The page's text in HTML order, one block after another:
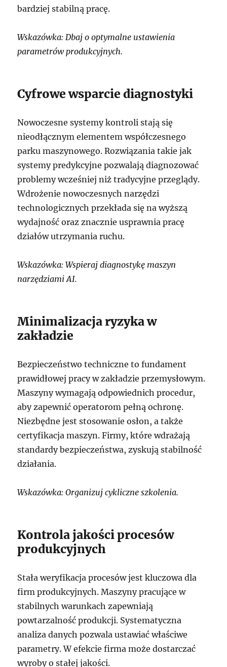
bardziej stabilną pracę.
Wskazówka: Dbaj o optymalne ustawienia
parametrów produkcyjnych.
Cyfrowe wsparcie diagnostyki
Nowoczesne systemy kontroli stają się
nieodłącznym elementem współczesnego
parku maszynowego. Rozwiązania takie jak
systemy predykcyjne pozwalają diagnozować
problemy wcześniej niż tradycyjne przeglądy.
Wdrożenie nowoczesnych narzędzi
technologicznych przekłada się na wyższą
wydajność oraz znacznie usprawnia pracę
działów utrzymania ruchu.
Wskazówka: Wspieraj diagnostykę maszyn
narzędziami AI.
Minimalizacja ryzyka w
zakładzie
Bezpieczeństwo techniczne to fundament
prawidłowej pracy w zakładzie przemysłowym.
Maszyny wymagają odpowiednich procedur,
aby zapewnić operatorom pełną ochronę.
Niezbędne jest stosowanie osłon, a także
certyfikacja maszyn. Firmy, które wdrażają
standardy bezpieczeństwa, zyskują stabilność
działania.
Wskazówka: Organizuj cykliczne szkolenia.
Kontrola jakości procesów
produkcyjnych
Stała weryfikacja procesów jest kluczowa dla
firm produkcyjnych. Maszyny pracujące w
stabilnych warunkach zapewniają
powtarzalność produkcji. Systematyczna
analiza danych pozwala ustawiać właściwe
parametry. W efekcie firma może dostarczać
wyroby o stałej jakości.